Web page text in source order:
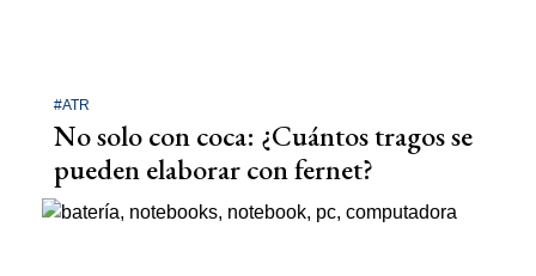
#ATR
No solo con coca: ¿Cuántos tragos se
pueden elaborar con fernet?